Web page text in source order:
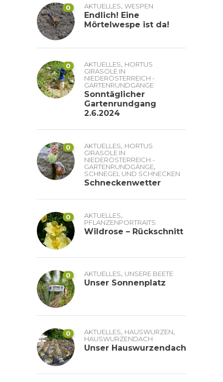
0 AKTUELLES, WESPEN
Endlich! Eine
Mörtelwespe ist da!
0 AKTUELLES, HORTUS
GIRASOLE IN
NIEDERÖSTERREICH -
GARTENRUNDGÄNGE
Sonntäglicher
Gartenrundgang
2.6.2024
0 AKTUELLES, HORTUS
GIRASOLE IN
NIEDERÖSTERREICH -
GARTENRUNDGÄNGE,
SCHNEGEL UND SCHNECKEN
Schneckenwetter
0 AKTUELLES,
PFLANZENPORTRAITS
Wildrose – Rückschnitt
0 AKTUELLES, UNSERE BEETE
Unser Sonnenplatz
0 AKTUELLES, HAUSWURZEN,
HAUSWURZENDACH
Unser Hauswurzendach